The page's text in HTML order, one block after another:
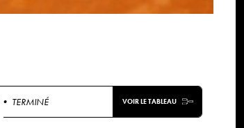
• TERMINÉ VOIR LE TABLEAU